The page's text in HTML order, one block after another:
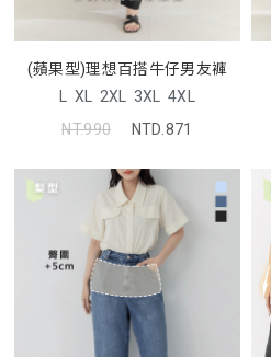
(蘋果型)理想百搭牛仔男友褲
L XL 2XL 3XL 4XL
NT.990
NTD.871